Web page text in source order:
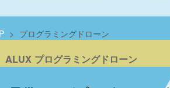
> プログラミングドローン
ALUX プログラミングドローン